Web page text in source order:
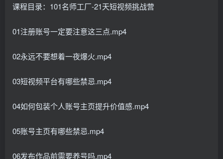
课程目录：101名师工厂-21天短视频挑战营
01注册账号一定要注意这三点.mp4
02永远不要想着一夜爆火.mp4
03短视频平台有哪些禁忌.mp4
04如何包装个人账号主页提升价值感.mp4
05账号主页有哪些禁忌.mp4
06发布作品前需要养号吗.mp4